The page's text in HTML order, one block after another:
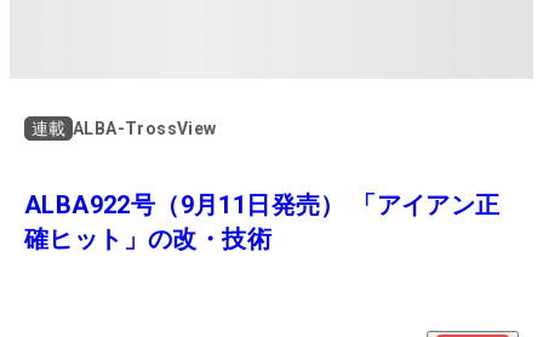
連載 ALBA-TrossView
ALBA922号（9月11日発売） 「アイアン正
確ヒット」の改・技術